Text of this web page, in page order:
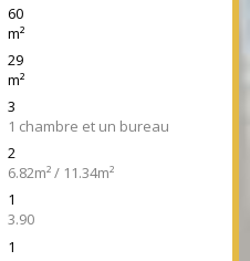
60
m²
29
m²
3
1 chambre et un bureau
2
6.82m² / 11.34m²
1
3.90
1